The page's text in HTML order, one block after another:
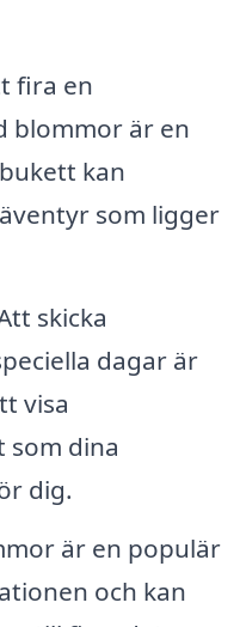
fira en
blommor är en
kan
som ligger
skicka
dagar är
visa
dina
dig.
är en populär
och kan